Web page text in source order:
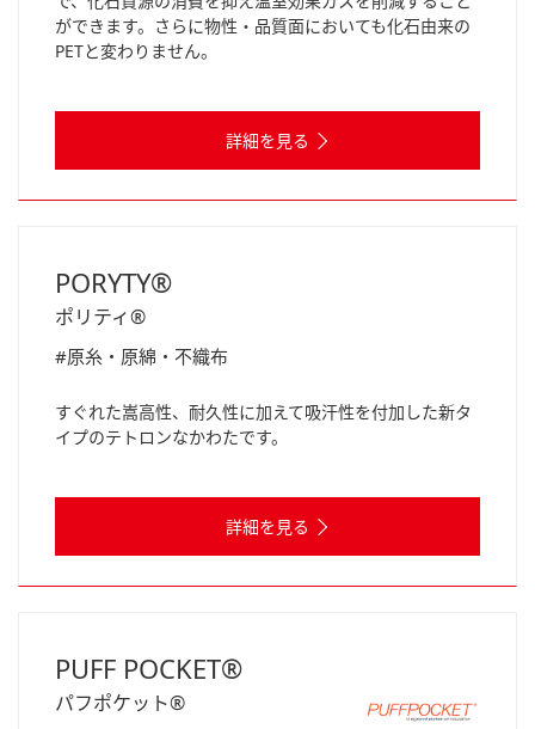
ができます。さらに物性・品質面においても化石由来の
PETと変わりません。
詳細を見る
PORYTY®
ポリティ®
#原糸・原綿・不織布
すぐれた嵩高性、耐久性に加えて吸汗性を付加した新タ
イプのテトロンなかわたです。
詳細を見る
PUFF POCKET®
パフポケット®